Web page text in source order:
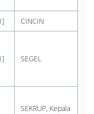
CINCIN
SEGEL
SEKRUP, Kepala